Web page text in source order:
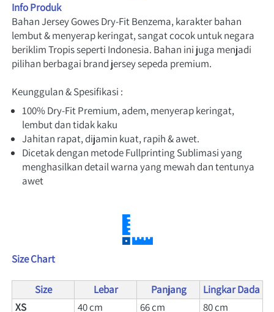
Info Produk
Bahan Jersey Gowes Dry-Fit Benzema, karakter bahan
lembut & menyerap keringat, sangat cocok untuk negara
beriklim Tropis seperti Indonesia. Bahan ini juga menjadi
pilihan berbagai brand jersey sepeda premium.
Keunggulan & Spesifikasi :
100% Dry-Fit Premium, adem, menyerap keringat,
lembut dan tidak kaku
Jahitan rapat, dijamin kuat, rapih & awet.
Dicetak dengan metode Fullprinting Sublimasi yang
menghasilkan detail warna yang mewah dan tentunya
awet
Size Chart
Size Lebar Panjang
Lingkar Dada
XS
40 cm 66 cm 80 cm